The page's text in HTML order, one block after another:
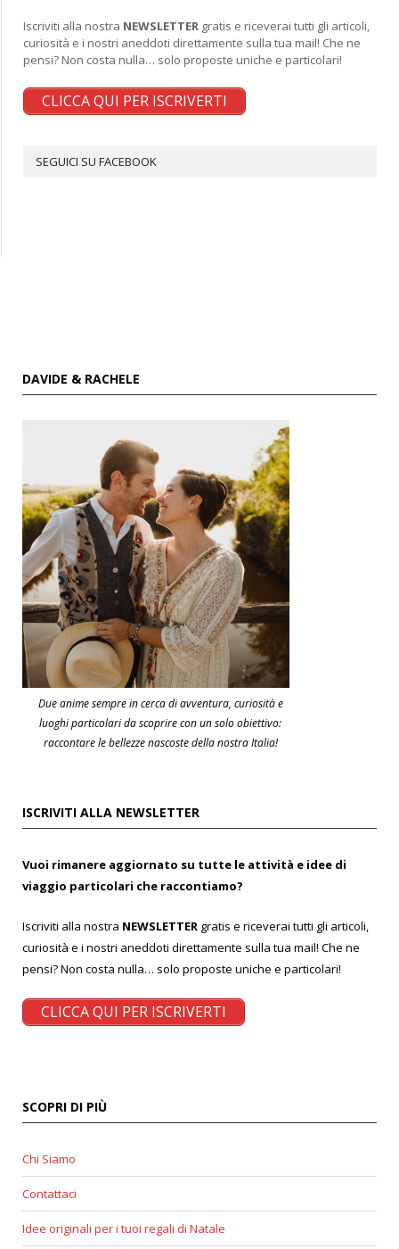
Iscriviti alla nostra NEWSLETTER gratis e riceverai tutti gli articoli,
curiosità e i nostri aneddoti direttamente sulla tua mail! Che ne
pensi? Non costa nulla… solo proposte uniche e particolari!
CLICCA QUI PER ISCRIVERTI
SEGUICI SU FACEBOOK
DAVIDE & RACHELE
Due anime sempre in cerca di avventura, curiosità e
luoghi particolari da scoprire con un solo obiettivo:
raccontare le bellezze nascoste della nostra Italia!
ISCRIVITI ALLA NEWSLETTER
Vuoi rimanere aggiornato su tutte le attività e idee di
viaggio particolari che raccontiamo?
Iscriviti alla nostra NEWSLETTER gratis e riceverai tutti gli articoli,
curiosità e i nostri aneddoti direttamente sulla tua mail! Che ne
pensi? Non costa nulla… solo proposte uniche e particolari!
CLICCA QUI PER ISCRIVERTI
SCOPRI DI PIÙ
Chi Siamo
Contattaci
Idee originali per i tuoi regali di Natale